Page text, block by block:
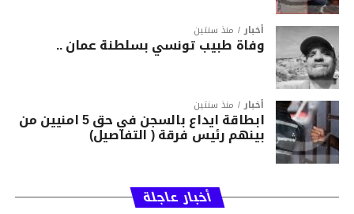
أخبار منذ سنتين
وفاة طبيب تونسي بسلطنة عمان ..
أخبار منذ سنتين
ابطاقة ايداع بالسجن في حق 5 امنيين من
بينهم رئيس فرقة ( التفاصيل)
أخبار عاجلة